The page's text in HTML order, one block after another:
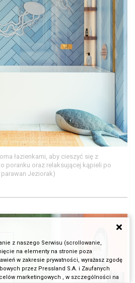
łazienkami, aby cieszyć się z
poranku oraz relaksującej kąpieli po
Jeziorak)
z naszego Serwisu (scrollowanie,
na elementy na stronie poza
w zakresie prywatności, wyrażasz zgodę
przez Pressland S.A. i Zaufanych
marketingowych , w szczególności na